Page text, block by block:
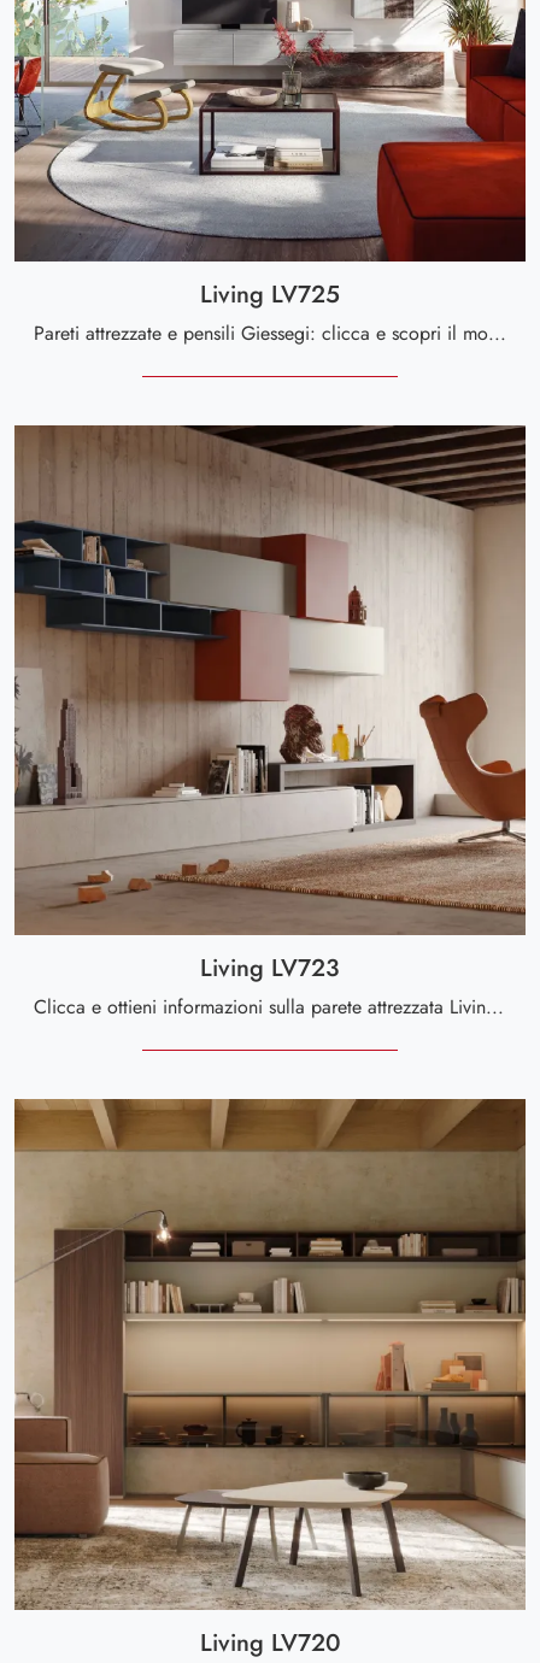
Living LV725
Pareti attrezzate e pensili Giessegi: clicca e scopri il modello Living LV725 e potrai arricchire stanze moderne di ogni genere.
Living LV723
Clicca e ottieni informazioni sulla parete attrezzata Living LV723 della firma Giessegi: è la soluzione dalle linee moderne ideale per te.
Living LV720